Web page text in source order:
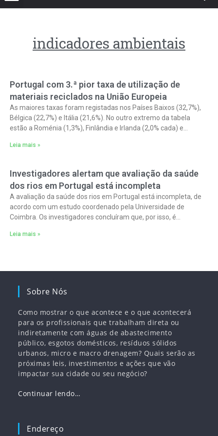
indicadores ambientais
Portugal com 3.ª pior taxa de utilização de
materiais reciclados na União Europeia
As maiores taxas foram registadas nos Países Baixos (32,7%),
Bélgica (22,7%) e Itália (21,6%). No outro extremo da tabela
estão a Roménia (1,3%), Finlândia e Irlanda (2,0% cada) e
Leia mais »
Investigadores alertam que avaliação da saúde
dos rios em Portugal está incompleta
A avaliação da saúde dos rios em Portugal está incompleta, de
acordo com um estudo coordenado pela Universidade de
Coimbra. Os investigadores concluíram que, por isso, é
Leia mais »
Sobre Nós
Como mostrar o que acontece e o que acontecerá
para os profissionais que trabalham direta ou
indiretamente com águas de abastecimento
público, esgotos domésticos, resíduos sólidos
urbanos, micro e macro drenagem? Quais serão as
próximas leis, investimentos e ações que vão
impactar sua cidade ou seu negócio?
Continuar lendo…
Endereço